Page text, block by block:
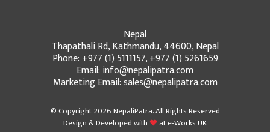
Nepal
Thapathali Rd, Kathmandu, 44600, Nepal
Phone: +977 (1) 5111157, +977 (1) 5261659
Email: info@nepalipatra.com
Marketing Email: sales@nepalipatra.com
© Copyright 2026 NepaliPatra. All Rights Reserved
Design & Developed with
ate-Works UK